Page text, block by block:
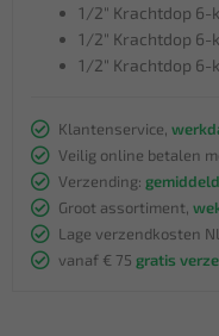
1/2" Krachtdop 6-
1/2" Krachtdop 6-
1/2" Krachtdop 6-
Klantenservice,
Veilig online betalen
Verzending:
Groot assortiment,
Lage verzendkosten NL
vanaf € 75 gratis